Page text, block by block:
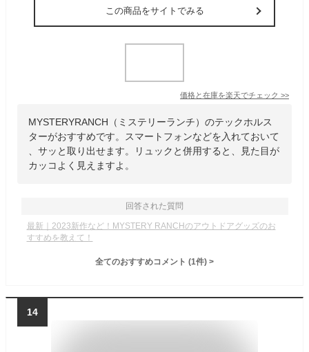
この商品をサイトでみる
価格と在庫を楽天でチェック >>
MYSTERYRANCH（ミステリーランチ）のテックホルス
ターがおすすめです。スマートフォンなどを入れておいて
、サッと取り出せます。リュックと併用すると、見た目が
カッコよく見えますよ。
回答された質問
最新｜2023新作など！MYSTERY RANCHのアウトドアグッズのお
すすめを教えて！
全てのおすすめコメント (1件) >
14